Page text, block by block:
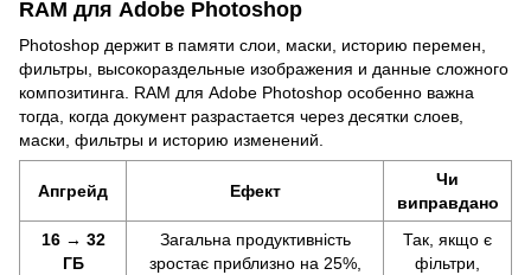
RAM для Adobe Photoshop
Photoshop держит в памяти слои, маски, историю перемен,
фильтры, высокораздельные изображения и данные сложного
композитинга. RAM для Adobe Photoshop особенно важна
тогда, когда документ разрастается через десятки слоев,
маски, фильтры и историю изменений.
Апгрейд Ефект
Чи
виправдано
16 → 32
ГБ
Загальна продуктивність
зростає приблизно на 25%,
Так, якщо є
фільтри,